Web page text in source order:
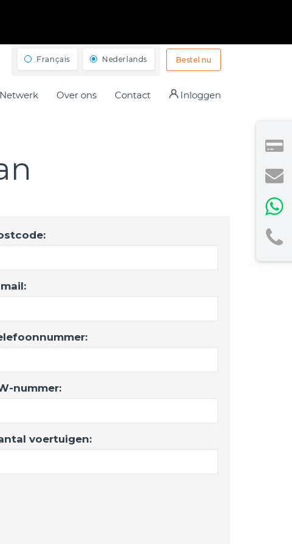
Français Nederlands Bestel nu
Netwerk Over ons Contact Inloggen
nummer:
voertuigen: